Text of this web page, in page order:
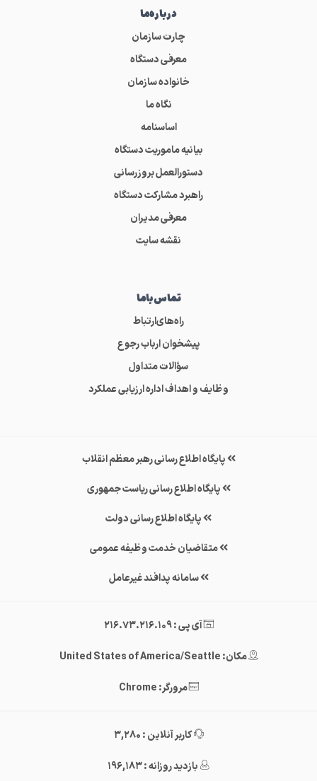
درباره‌ما
چارت سازمان
معرفی دستگاه
خانواده سازمان
نگاه ما
اساسنامه
بیانیه ماموریت دستگاه
دستورالعمل بروزرسانی
راهبرد مشارکت دستگاه
معرفی مدیران
نقشه سایت
تماس‌باما
راه‌های‌ارتباط
پیشخوان ارباب رجوع
سؤالات متداول
وظایف و اهداف اداره ارزیابی عملکرد
پایگاه اطلاع رسانی رهبر معظم انقلاب
پایگاه اطلاع رسانی ریاست جمهوری
پایگاه اطلاع رسانی دولت
متقاضیان خدمت وظیفه عمومی
سامانه پدافند غیرعامل
آی پی : 216.73.216.109
مکان: United States of America/Seattle
مرورگر: Chrome
کاربر آنلاین : 3,280
بازدید روزانه : 196,183